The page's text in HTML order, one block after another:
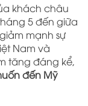
khách châu
5 đến giữa
mạnh sự
Nam và
tăng đáng kể,
đến Mỹ